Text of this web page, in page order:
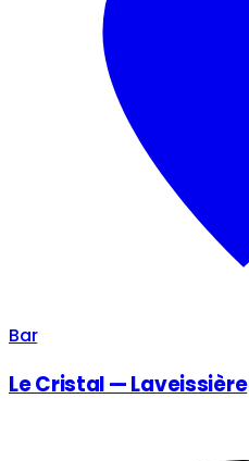
Bar
Le Cristal — Laveissière